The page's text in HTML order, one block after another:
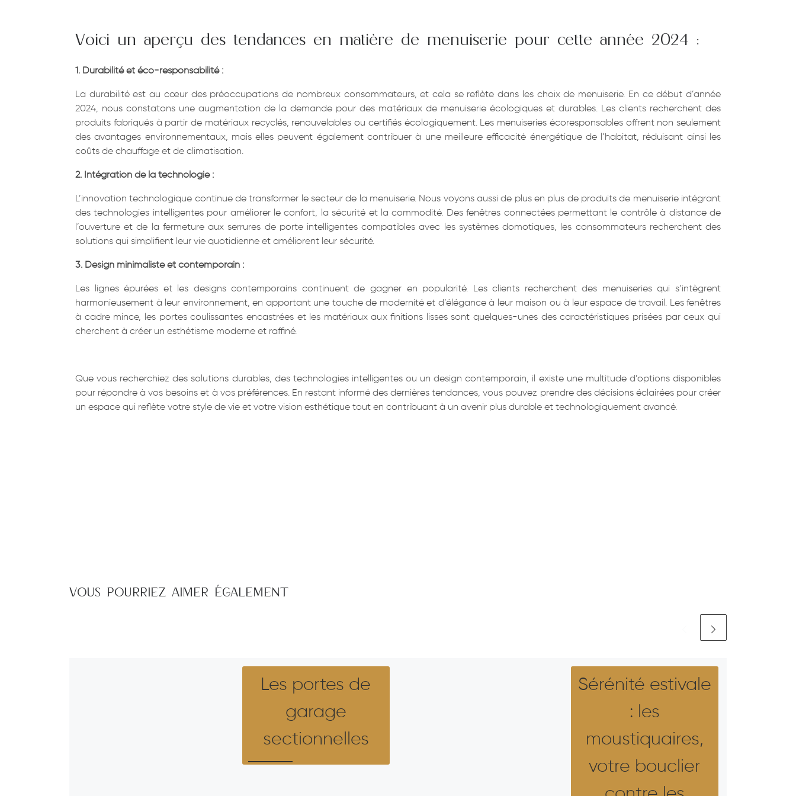
Voici un aperçu des tendances en matière de menuiserie pour cette année 2024 :
1. Durabilité et éco-responsabilité :
La durabilité est au cœur des préoccupations de nombreux consommateurs, et cela se reflète dans les choix de menuiserie. En ce début d’année
2024, nous constatons une augmentation de la demande pour des matériaux de menuiserie écologiques et durables. Les clients recherchent des
produits fabriqués à partir de matériaux recyclés, renouvelables ou certifiés écologiquement. Les menuiseries écoresponsables offrent non seulement
des avantages environnementaux, mais elles peuvent également contribuer à une meilleure efficacité énergétique de l’habitat, réduisant ainsi les
coûts de chauffage et de climatisation.
2. Intégration de la technologie :
L’innovation technologique continue de transformer le secteur de la menuiserie. Nous voyons aussi de plus en plus de produits de menuiserie intégrant
des technologies intelligentes pour améliorer le confort, la sécurité et la commodité. Des fenêtres connectées permettant le contrôle à distance de
l’ouverture et de la fermeture aux serrures de porte intelligentes compatibles avec les systèmes domotiques, les consommateurs recherchent des
solutions qui simplifient leur vie quotidienne et améliorent leur sécurité.
3. Design minimaliste et contemporain :
Les lignes épurées et les designs contemporains continuent de gagner en popularité. Les clients recherchent des menuiseries qui s’intègrent
harmonieusement à leur environnement, en apportant une touche de modernité et d’élégance à leur maison ou à leur espace de travail. Les fenêtres
à cadre mince, les portes coulissantes encastrées et les matériaux aux finitions lisses sont quelques-unes des caractéristiques prisées par ceux qui
cherchent à créer un esthétisme moderne et raffiné.
Que vous recherchiez des solutions durables, des technologies intelligentes ou un design contemporain, il existe une multitude d’options disponibles
pour répondre à vos besoins et à vos préférences. En restant informé des dernières tendances, vous pouvez prendre des décisions éclairées pour créer
un espace qui reflète votre style de vie et votre vision esthétique tout en contribuant à un avenir plus durable et technologiquement avancé.
VOUS POURRIEZ AIMER ÉGALEMENT
Les portes de
garage
sectionnelles
Sérénité estivale
: les
moustiquaires,
votre bouclier